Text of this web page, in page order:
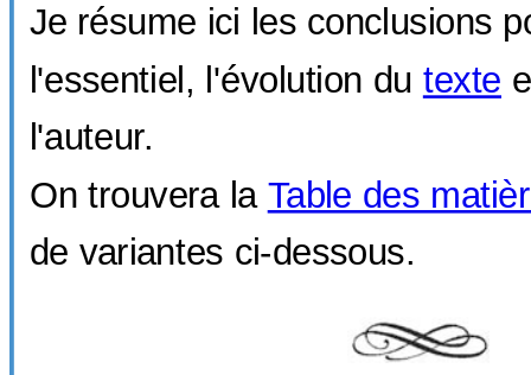
Je résume ici les conclusions
l'essentiel, l'évolution du texte
l'auteur.
On trouvera la Table des
de variantes ci-dessous.